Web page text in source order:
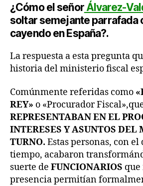
¿Cómo el señorÁlvarez-
soltar semejante parrafada
cayendo en España?.
La respuesta a esta pregunta
historia del ministerio fiscal
Comúnmente referidas como
REY» o «Procurador
REPRESENTABAN EN EL
INTERESES Y ASUNTOS DEL
TURNO. Estas personas, con
tiempo, acabaron
suerte de FUNCIONARIOS que
presencia permitían